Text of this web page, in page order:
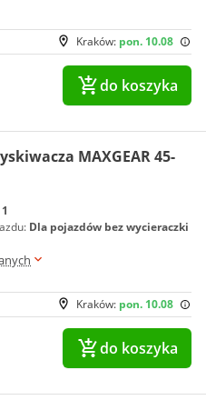
Kraków: pon. 10.08
do koszyka
MAXGEAR 45-
1
Dla pojazdów bez wycieraczki
Kraków: pon. 10.08
do koszyka